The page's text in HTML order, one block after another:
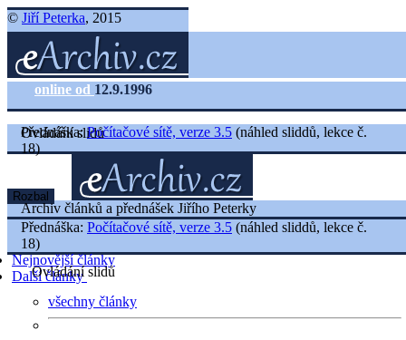
© Jiří Peterka, 2015
online od 12.9.1996
Ovládání slidů
Nejnovější články
Další články
všechny články
Přednáška:Počítačové sítě, verze 3.5 (náhled sliddů, lekce č.
18)
Rozbal
Archiv článků a přednášek Jiřího Peterky
Přednáška: Počítačové sítě, verze 3.5 (náhled sliddů, lekce č.
18)
Ovládání slidů